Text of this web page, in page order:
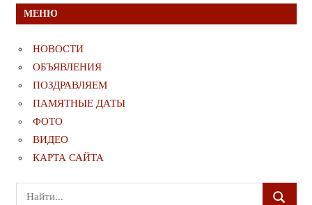
МЕНЮ
НОВОСТИ
ОБЪЯВЛЕНИЯ
ПОЗДРАВЛЯЕМ
ПАМЯТНЫЕ ДАТЫ
ФОТО
ВИДЕО
КАРТА САЙТА
Поиск